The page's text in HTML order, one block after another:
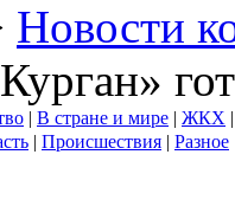
Новости
| В стране и мире | ЖКХ
| Происшествия | Разное